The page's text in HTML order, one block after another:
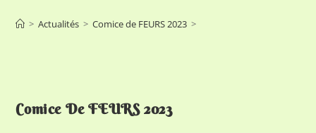
> Actualités > Comice de FEURS 2023 >
Comice De FEURS 2023